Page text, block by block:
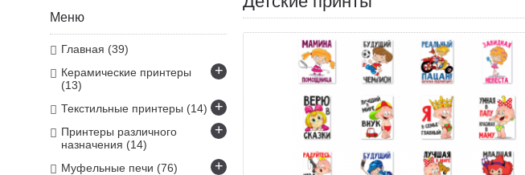
Меню
Главная (39)
Керамические принтеры
(13)
+
Текстильные принтеры (14) +
Принтеры различного
назначения (14)
+
Муфельные печи (76) +